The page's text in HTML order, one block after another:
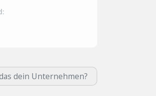
dein Unternehmen?